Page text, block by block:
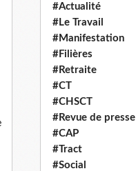
#Actualité
#Le Travail
#Manifestation
#Filières
#Retraite
#CT
#CHSCT
#Revue de presse
#CAP
#Tract
#Social